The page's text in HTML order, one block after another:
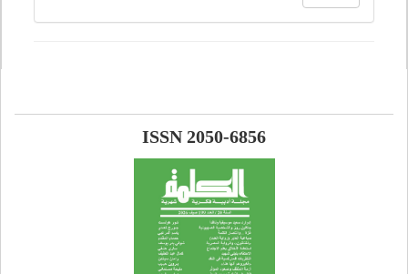
ISSN 2050-6856